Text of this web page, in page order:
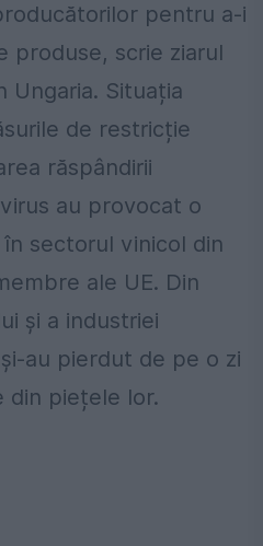
pentru a-i
produse, scrie ziarul
Ungaria. Situația
de restricție
răspândirii
au provocat o
sectorul vinicol din
ale UE. Din
și a industriei
au pierdut de pe o zi
din piețele lor.